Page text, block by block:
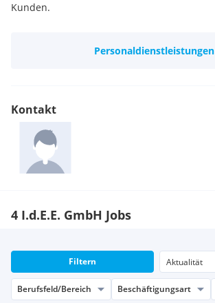
Kunden.
Personaldienstleistungen
Kontakt
4 I.d.E.E. GmbH Jobs
Filtern
Berufsfeld/Bereich Beschäftigungsart